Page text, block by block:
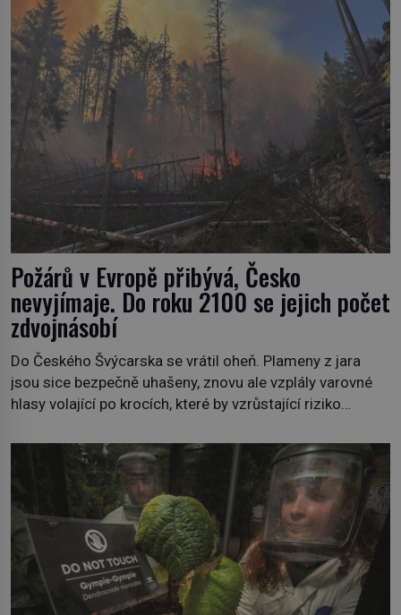
nemožného ani v naší přírodě. […]
Požárů v Evropě přibývá, Česko
nevyjímaje. Do roku 2100 se jejich počet
zdvojnásobí
Do Českého Švýcarska se vrátil oheň. Plameny z jara
jsou sice bezpečně uhašeny, znovu ale vzplály varovné
hlasy volající po krocích, které by vzrůstající riziko
požáry už nejsou problémem pouze vzdáleného
Středomoří. S oteplujícím se klimatem, vysušenou
krajinou a desetiletími lidských zásahů se z nich stává
nový evropský normál […]